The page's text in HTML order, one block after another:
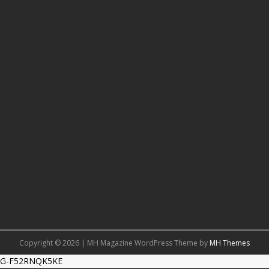
Copyright © 2026 | MH Magazine WordPress Theme by MH Themes
G-F52RNQK5KE